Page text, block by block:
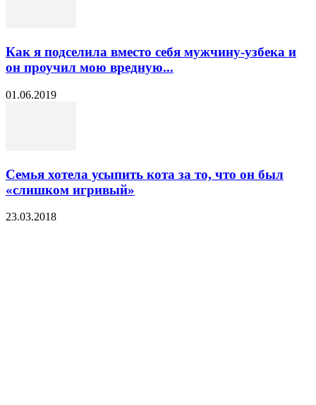
Как я подселила вместо себя мужчину-узбека и
он проучил мою вредную...
01.06.2019
Семья хотела усыпить кота за то, что он был
«слишком игривый»
23.03.2018